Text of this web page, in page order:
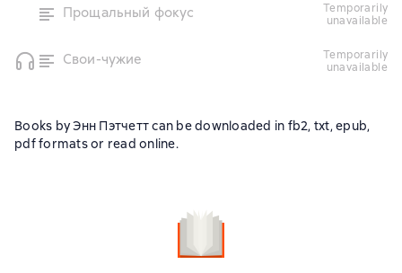
Прощальный фокус
temporarily
unavailable
Свои-чужие
temporarily
unavailable
Books by Энн Пэтчетт can be downloaded in fb2, txt, epub,
pdf formats or read online.